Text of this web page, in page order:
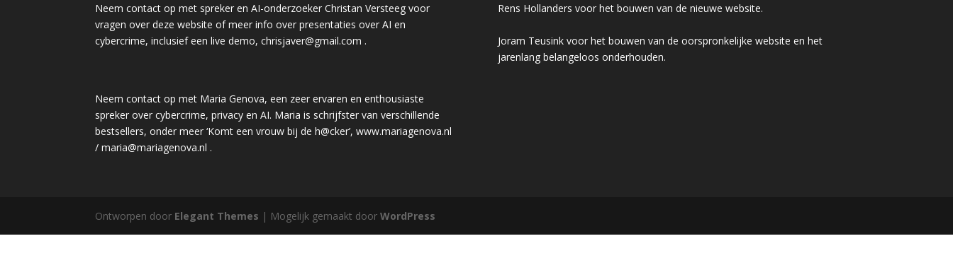
Neem contact op met spreker en AI-onderzoeker Christan Versteeg voor
vragen over deze website of meer info over presentaties over AI en
cybercrime, inclusief een live demo,chrisjaver@gmail.com .
Neem contact op met Maria Genova, een zeer ervaren en enthousiaste
spreker over cybercrime, privacy en AI. Maria is schrijfster van verschillende
bestsellers, onder meer ‘Komt een vrouw bij de h@cker’,www.mariagenova.nl
/maria@mariagenova.nl .
Rens Hollanders voor het bouwen van de nieuwe website.
Joram Teusink voor het bouwen van de oorspronkelijke website en het
jarenlang belangeloos onderhouden.
Ontworpen door Elegant Themes | Mogelijk gemaakt doorWordPress